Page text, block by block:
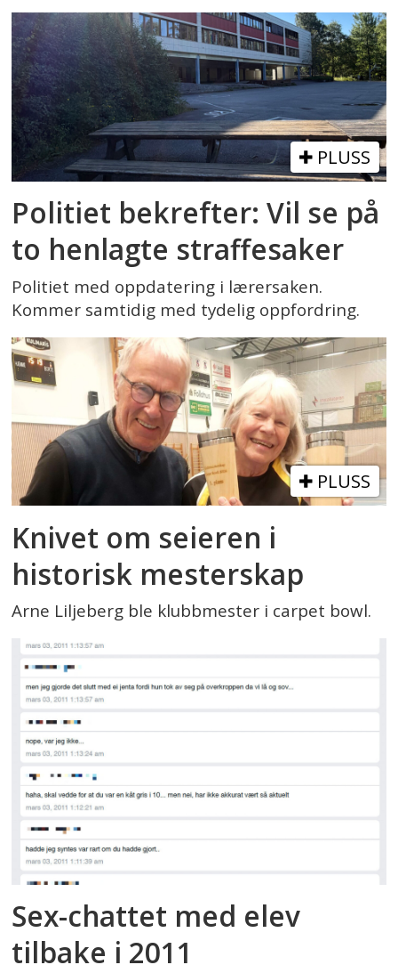
PLUSS
Politiet bekrefter: Vil se på
to henlagte straffesaker
Politiet med oppdatering i lærersaken.
Kommer samtidig med tydelig oppfordring.
PLUSS
Knivet om seieren i
historisk mesterskap
Arne Liljeberg ble klubbmester i carpet bowl.
Sex-chattet med elev
tilbake i 2011